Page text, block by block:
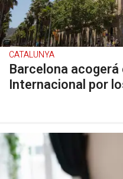
CATALUNYA
Barcelona
Internacional por